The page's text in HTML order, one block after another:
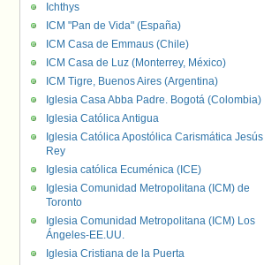
Ichthys
ICM "Pan de Vida" (España)
ICM Casa de Emmaus (Chile)
ICM Casa de Luz (Monterrey, México)
ICM Tigre, Buenos Aires (Argentina)
Iglesia Casa Abba Padre. Bogotá (Colombia)
Iglesia Católica Antigua
Iglesia Católica Apostólica Carismática Jesús
Rey
Iglesia católica Ecuménica (ICE)
Iglesia Comunidad Metropolitana (ICM) de
Toronto
Iglesia Comunidad Metropolitana (ICM) Los
Ángeles-EE.UU.
Iglesia Cristiana de la Puerta